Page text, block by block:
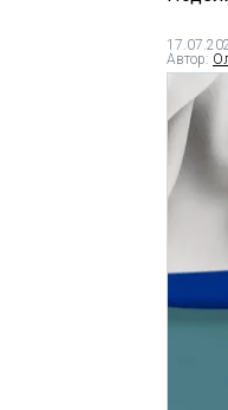
Автор: